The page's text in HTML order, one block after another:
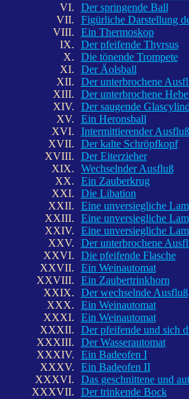
VI.
Der springende Ball
VII.
Figürliche Darstellung
VIII.
Ein Thermoskop
IX.
Der pfeifende Thyrsus
X.
Die tönende Trompete
XI.
Der Äolsball
XII.
Der unterbrochene
XIII.
Der unterbrochene
XIV.
Der saugende
XV.
Ein Heronsball
XVI.
Intermittierender Ausfluß
XVII.
Der kalte Schröpfkopf
XVIII.
Der Eiterzieher
XIX.
Wechselnder Ausfluß
XX.
Ein Zauberkrug
XXI.
Die Libation
XXII.
Eine unversiegliche
XXIII.
Eine unversiegliche
XXIV.
Eine unversiegliche
XXV.
Der unterbrochene
XXVI.
Die pfeifende Flasche
XXVII.
Ein Weinautomat
XXVIII.
Ein Zaubertrinkhorn
XXIX.
Der wechselnde Ausfluß
XXX.
Ein Weinautomat
XXXI.
Ein Weinautomat
XXXII.
Der pfeifende und sich
XXXIII.
Der Wasserautomat
XXXIV.
Ein Badeofen I
XXXV.
Ein Badeofen II
XXXVI.
Das geschnittene und
XXXVII.
Der trinkende Bock